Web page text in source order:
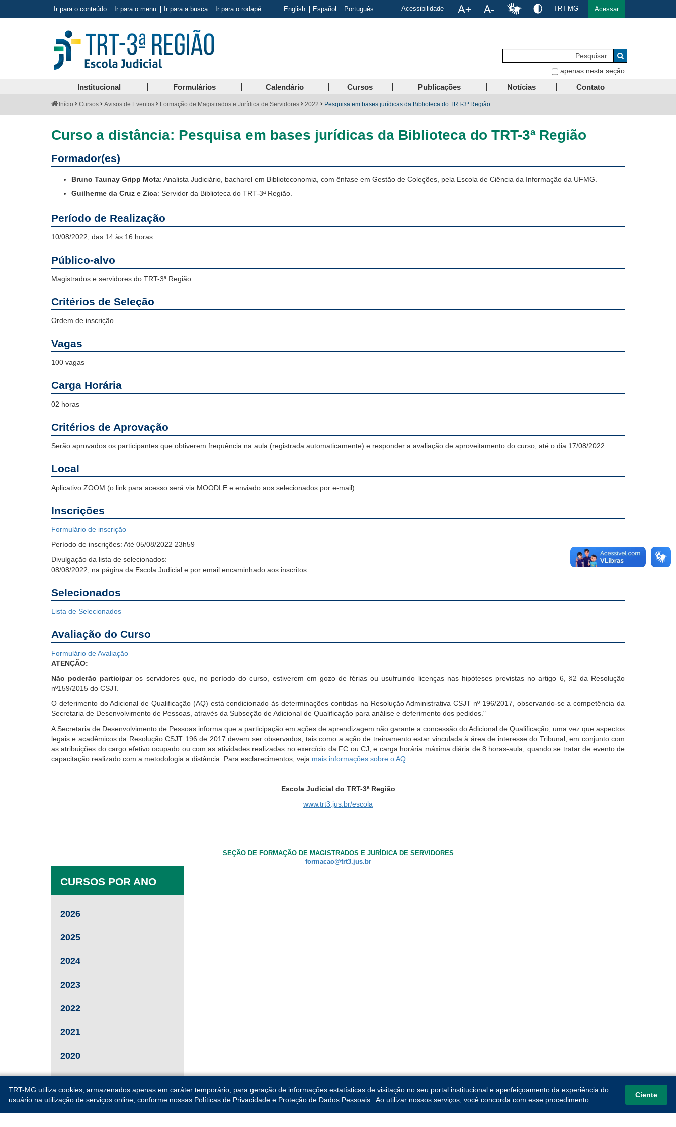
Ir para o conteúdo Ir para o menu Ir para a busca Ir para o rodapé Acessibilidade TRT-MG Acessar
English Español Português
Pesquisar
Buscar
apenas nesta seção
Institucional Formulários Calendário Cursos Publicações Notícias Contato
VocêInício Cursos Avisos de Eventos Formação de Magistrados e Jurídica de Servidores 2022 Pesquisa em bases jurídicas da Biblioteca do TRT-3ª Região
Curso a distância: Pesquisa em bases jurídicas da Biblioteca do TRT-3ª Região
Formador(es)
Bruno Taunay Gripp Mota: Analista Judiciário, bacharel em Biblioteconomia, com ênfase em Gestão de Coleções, pela Escola de Ciência da Informação da UFMG.
Guilherme da Cruz e Zica: Servidor da Biblioteca do TRT-3ª Região.
Período de Realização
10/08/2022, das 14 às 16 horas
Público-alvo
Magistrados e servidores do TRT-3ª Região
Critérios de Seleção
Ordem de inscrição
Vagas
100 vagas
Carga Horária
02 horas
Critérios de Aprovação
Serão aprovados os participantes que obtiverem frequência na aula (registrada automaticamente) e responder a avaliação de aproveitamento do curso, até o dia 17/08/2022.
Local
Aplicativo ZOOM (o link para acesso será via MOODLE e enviado aos selecionados por e-mail).
Inscrições
Formulário de inscrição
Período de inscrições: Até 05/08/2022 23h59
Divulgação da lista de selecionados:
08/08/2022, na página da Escola Judicial e por email encaminhado aos inscritos
Selecionados
Lista de Selecionados
Avaliação do Curso
Formulário de Avaliação
ATENÇÃO:
Não poderão participaros servidores que, no período do curso, estiverem em gozo de férias ou usufruindo licenças nas hipóteses previstas no artigo 6, §2 da Resolução
nº159/2015 do CSJT.
O deferimento do Adicional de Qualificação (AQ) está condicionado às determinações contidas na Resolução Administrativa CSJT nº 196/2017, observando-se a competência da
Secretaria de Desenvolvimento de Pessoas, através da Subseção de Adicional de Qualificação para análise e deferimento dos pedidos."
A Secretaria de Desenvolvimento de Pessoas informa que a participação em ações de aprendizagem não garante a concessão do Adicional de Qualificação, uma vez que aspectos
legais e acadêmicos da Resolução CSJT 196 de 2017 devem ser observados, tais como a ação de treinamento estar vinculada à área de interesse do Tribunal, em conjunto com
as atribuições do cargo efetivo ocupado ou com as atividades realizadas no exercício da FC ou CJ, e carga horária máxima diária de 8 horas-aula, quando se tratar de evento de
capacitação realizado com a metodologia a distância.
Para esclarecimentos, veja mais informações sobre o AQ
Escola Judicial do TRT-3ª Região
www.trt3.jus.br/escola
SEÇÃO DE FORMAÇÃO DE MAGISTRADOS E JURÍDICA DE SERVIDORES
formacao@trt3.jus.br
CURSOS POR ANO
2026
2025
2024
2023
2022
2021
2020
2019
TRT-MG utiliza cookies, armazenados apenas em caráter temporário, para geração de informações estatísticas de visitação no seu portal institucional e aperfeiçoamento da experiência do
usuário na utilização de serviços online, conforme nossas Políticas de Privacidade e Proteção de Dados Pessoais . Ao utilizar nossos serviços, você concorda com esse procedimento.
Ciente